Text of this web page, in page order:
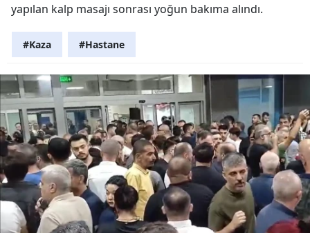
yapılan kalp masajı sonrası yoğun bakıma alındı.
#Kaza #Hastane